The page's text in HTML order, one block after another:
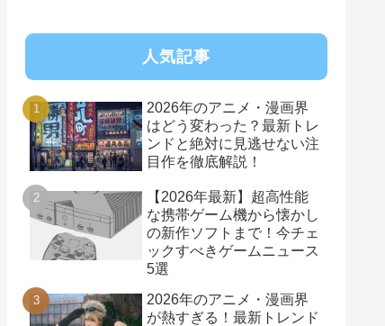
人気記事
2026年のアニメ・漫画界
はどう変わった？最新トレ
ンドと絶対に見逃せない注
目作を徹底解説！
【2026年最新】超高性能
な携帯ゲーム機から懐かし
の新作ソフトまで！今チェ
ックすべきゲームニュース
5選
2026年のアニメ・漫画界
が熱すぎる！最新トレンド